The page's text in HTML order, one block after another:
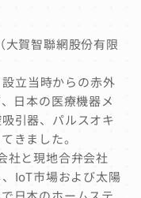
大賀智聯網股份有限
立当時からの赤外
日本の医療機器メ
引器、パルスオキ
きました。
社と現地合弁会社
IoT市場および太陽